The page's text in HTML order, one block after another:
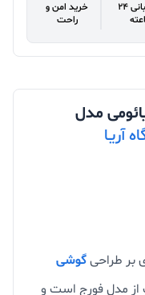
پشتیبانی 24
خرید امن و
راحت
مدل
آریـا
گوشی
مدل فورج است و